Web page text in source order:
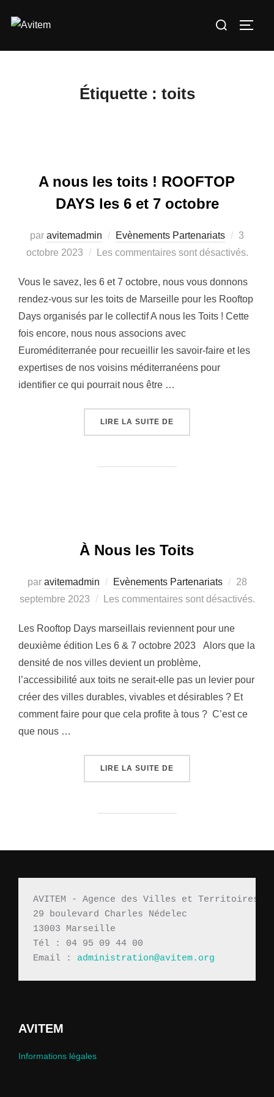
Rechercher :
Étiquette : toits
A nous les toits ! ROOFTOP
DAYS les 6 et 7 octobre
par avitemadmin Evènements Partenariats
Publié
le
3
octobre 2023
Les commentaires sont désactivés.
Vous le savez, les 6 et 7 octobre, nous vous donnons
rendez-vous sur les toits de Marseille pour les Rooftop
Days organisés par le collectif A nous les Toits ! Cette
fois encore, nous nous associons avec
Euroméditerranée pour recueillir les savoir-faire et les
expertises de nos voisins méditerranéens pour
identifier ce qui pourrait nous être …
LIRE LA SUITE DE
À Nous les Toits
par avitemadmin Evènements Partenariats
Publié
le
28
septembre 2023
Les commentaires sont désactivés.
Les Rooftop Days marseillais reviennent pour une
deuxième édition Les 6 & 7 octobre 2023 Alors que la
densité de nos villes devient un problème,
l’accessibilité aux toits ne serait-elle pas un levier pour
créer des villes durables, vivables et désirables ? Et
comment faire pour que cela profite à tous ? C’est ce
que nous …
LIRE LA SUITE DE
AVITEM - Agence des Villes et Territoires
29 boulevard Charles Nédelec
13003 Marseille
Tél : 04 95 09 44 00
Email : administration@avitem.org
AVITEM
Informations légales